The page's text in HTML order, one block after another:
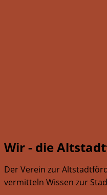
Wir - die
Der Verein zur
vermitteln Wissen zur